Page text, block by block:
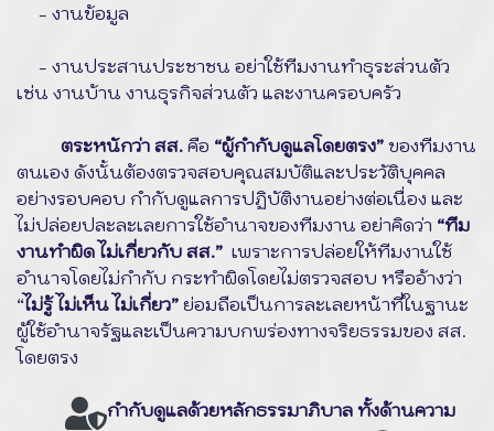
- งานข้อมูล
- งานประสานประชาชน อย่าใช้ทีมงานทำธุระส่วนตัว
เช่น งานบ้าน งานธุรกิจส่วนตัว และงานครอบครัว
ตระหนักว่า สส. คือ “ผู้กำกับดูแลโดยตรง” ของทีมงาน
ตนเอง ดังนั้นต้องตรวจสอบคุณสมบัติและประวัติบุคคล
อย่างรอบคอบ กำกับดูแลการปฏิบัติงานอย่างต่อเนื่อง และ
ไม่ปล่อยปละละเลยการใช้อำนาจของทีมงาน อย่าคิดว่า “ทีม
งานทำผิด ไม่เกี่ยวกับ สส.” เพราะการปล่อยให้ทีมงานใช้
อำนาจโดยไม่กำกับ กระทำผิดโดยไม่ตรวจสอบ หรืออ้างว่า
“ไม่รู้ ไม่เห็น ไม่เกี่ยว” ย่อมถือเป็นการละเลยหน้าที่ในฐานะ
ผู้ใช้อำนาจรัฐและเป็นความบกพร่องทางจริยธรรมของ สส.
โดยตรง
กำกับดูแลด้วยหลักธรรมาภิบาล ทั้งด้านความ